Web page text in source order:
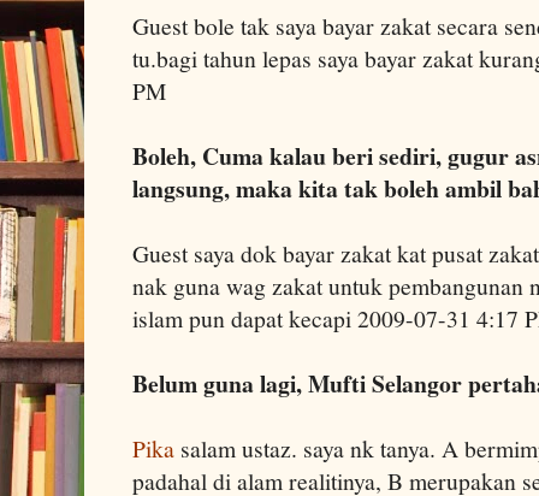
Guest bole tak saya bayar zakat secara
tu.bagi tahun lepas saya bayar zakat
PM
Boleh, Cuma kalau beri sediri, gugur
langsung, maka kita tak boleh ambil
Guest saya dok bayar zakat kat pusat
nak guna wag zakat untuk pembangunan
islam pun dapat kecapi 2009-07-31 4:17
Belum guna lagi, Mufti Selangor
Pika salam ustaz. saya nk tanya. A
padahal di alam realitinya, B merupakan